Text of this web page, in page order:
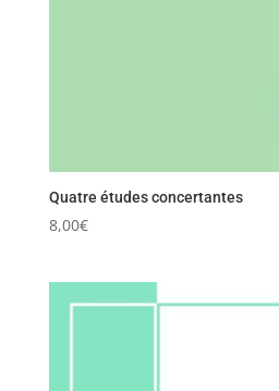
Quatre études concertantes
8,00€